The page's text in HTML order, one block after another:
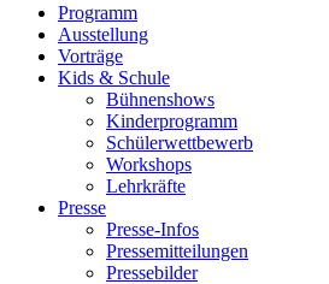
Programm
Ausstellung
Vorträge
Kids & Schule
Bühnenshows
Kinderprogramm
Schülerwettbewerb
Workshops
Lehrkräfte
Presse
Presse-Infos
Pressemitteilungen
Pressebilder